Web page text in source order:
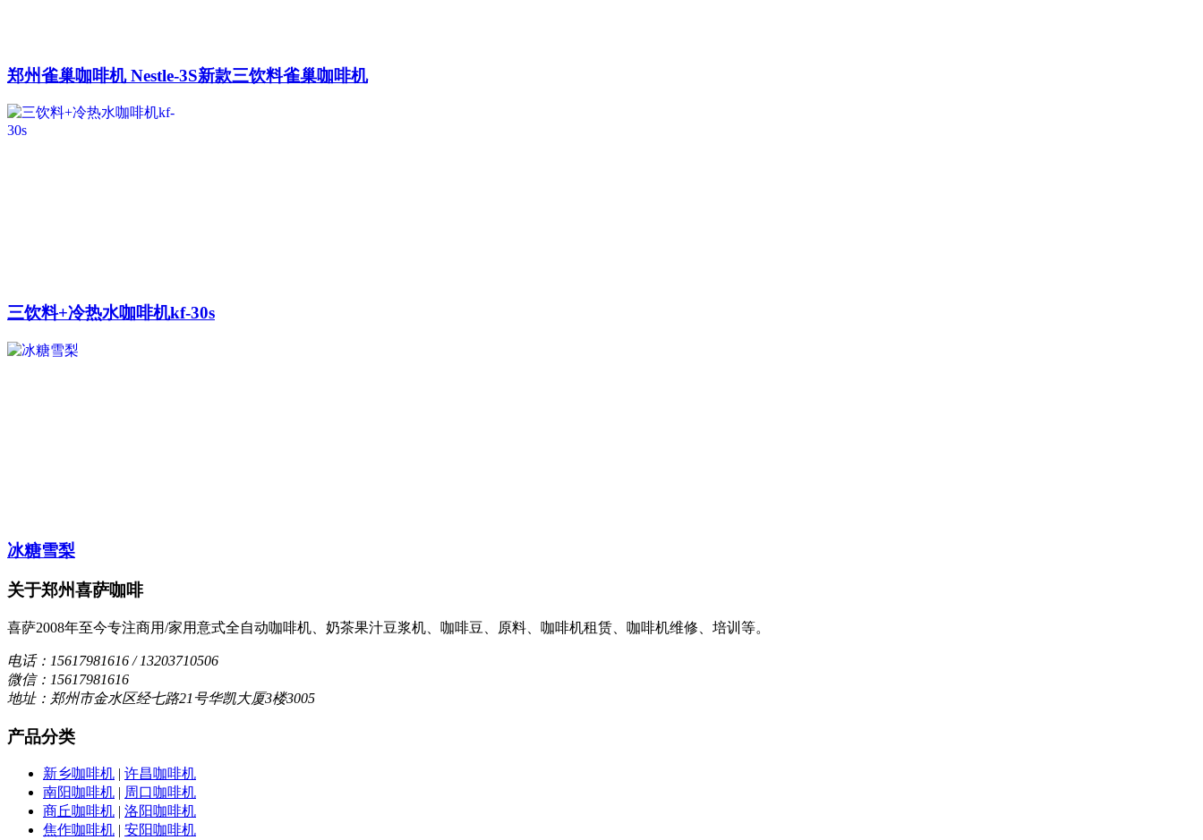
郑州雀巢咖啡机 Nestle-3S新款三饮料雀巢咖啡机
三饮料+冷热水咖啡机kf-30s
冰糖雪梨
关于郑州喜萨咖啡
喜萨2008年至今专注商用/家用意式全自动咖啡机、奶茶果汁豆浆机、咖啡豆、原料、咖啡机租赁、咖啡机维修、培训等。
电话：15617981616 / 13203710506
微信：15617981616
地址：郑州市金水区经七路21号华凯大厦3楼3005
产品分类
新乡咖啡机
许昌咖啡机
南阳咖啡机
周口咖啡机
商丘咖啡机
洛阳咖啡机
焦作咖啡机
安阳咖啡机